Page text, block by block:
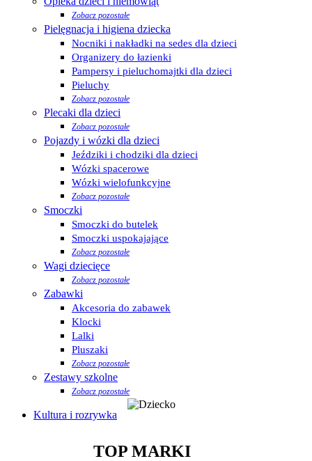
Zobacz pozostałe
Pielęgnacja i higiena dziecka
Nocniki i nakładki na sedes dla dzieci
Organizery do łazienki
Pampersy i pieluchomajtki dla dzieci
Pieluchy
Zobacz pozostałe
Plecaki dla dzieci
Zobacz pozostałe
Pojazdy i wózki dla dzieci
Jeździki i chodziki dla dzieci
Wózki spacerowe
Wózki wielofunkcyjne
Zobacz pozostałe
Smoczki
Smoczki do butelek
Smoczki uspokajające
Zobacz pozostałe
Wagi dziecięce
Zobacz pozostałe
Zabawki
Akcesoria do zabawek
Klocki
Lalki
Pluszaki
Zobacz pozostałe
Zestawy szkolne
Zobacz pozostałe
Kultura i rozrywka
TOP MARKI